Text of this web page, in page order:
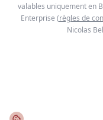
valables uniquement en
Enterprise (règles de
Nicolas